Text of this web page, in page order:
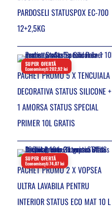
PARDOSELI STATUSPOX EC-700
12+2,5KG
SUPER OFERTĂ
Economisești 202,92 lei
PACHET PROMO 5 X TENCUIALA
DECORATIVA STATUS SILICONE +
1 AMORSA STATUS SPECIAL
PRIMER 10L GRATIS
SUPER OFERTĂ
Economisești 74,07 lei
PACHET PROMO 2 X VOPSEA
ULTRA LAVABILA PENTRU
INTERIOR STATUS ECO MAT 10 L